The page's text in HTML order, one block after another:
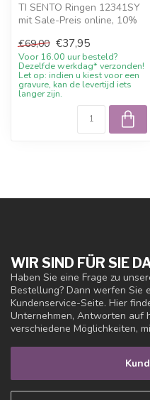
TI SENTO Ringen 12341SY
mit Sale-Preis online, 10%
Beratun...
€69,00 €37,95
Voor 16.00 uur besteld?
Dezelfde werkdag* verzonden!
Let op: indien u kiest voor een
gravure, kan de levertijd iets
langer zijn.
WIR SIND FÜR SIE
Haben Sie eine Frage zu
Bestellung? Dann werfen Sie
Kundenservice-Seite. Hier
Unternehmen, Antworten auf
verschiedene Möglichkeiten,